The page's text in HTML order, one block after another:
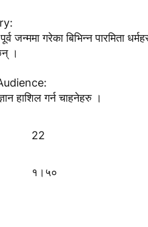
पूर्व जन्ममा गरेका बिभिन्न
।
हाशिल गर्न चाहनेहरु ।
22
१।५०